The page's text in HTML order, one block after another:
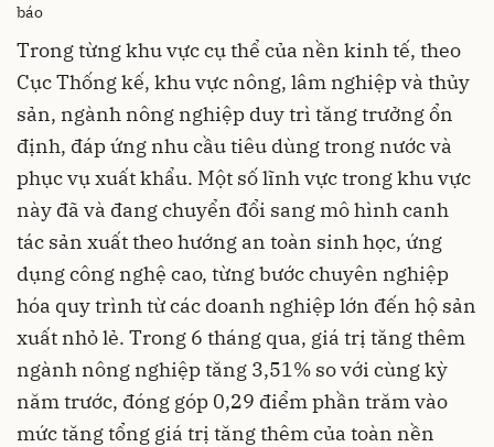
báo
Trong từng khu vực cụ thể của nền kinh tế, theo
Cục Thống kế, khu vực nông, lâm nghiệp và thủy
sản, ngành nông nghiệp duy trì tăng trưởng ổn
định, đáp ứng nhu cầu tiêu dùng trong nước và
phục vụ xuất khẩu. Một số lĩnh vực trong khu vực
này đã và đang chuyển đổi sang mô hình canh
tác sản xuất theo hướng an toàn sinh học, ứng
dụng công nghệ cao, từng bước chuyên nghiệp
hóa quy trình từ các doanh nghiệp lớn đến hộ sản
xuất nhỏ lẻ. Trong 6 tháng qua, giá trị tăng thêm
ngành nông nghiệp tăng 3,51% so với cùng kỳ
năm trước, đóng góp 0,29 điểm phần trăm vào
mức tăng tổng giá trị tăng thêm của toàn nền